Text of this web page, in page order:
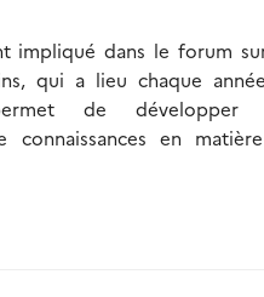
impliqué dans le forum
qui a lieu chaque
de développer
connaissances en